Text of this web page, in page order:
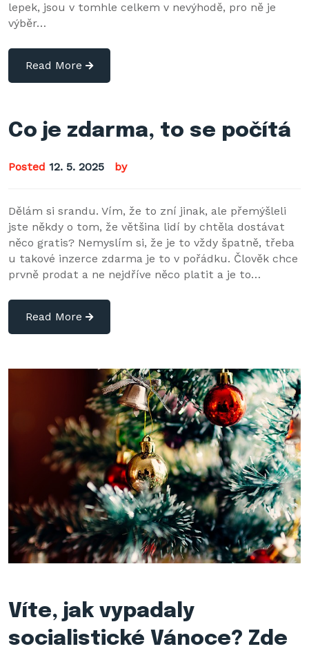
lepek, jsou v tomhle celkem v nevýhodě, pro ně je
výběr…
Read More
Co je zdarma, to se počítá
Posted 12. 5. 2025 by
Dělám si srandu. Vím, že to zní jinak, ale přemýšleli
jste někdy o tom, že většina lidí by chtěla dostávat
něco gratis? Nemyslím si, že je to vždy špatně, třeba
u takové inzerce zdarma je to v pořádku. Člověk chce
prvně prodat a ne nejdříve něco platit a je to…
Read More
Víte, jak vypadaly
socialistické Vánoce? Zde